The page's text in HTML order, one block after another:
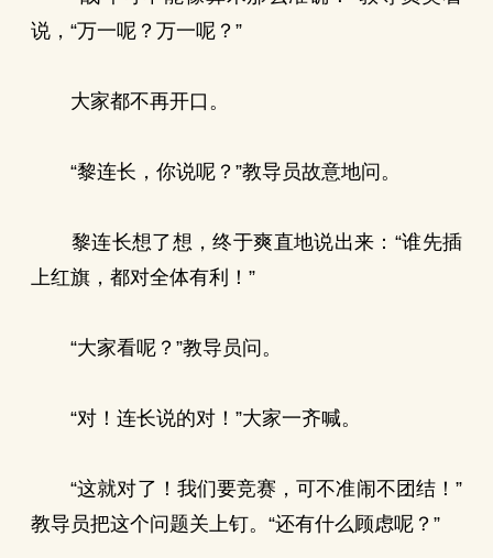
说，“万一呢？万一呢？”
大家都不再开口。
“黎连长，你说呢？”教导员故意地问。
黎连长想了想，终于爽直地说出来：“谁先插
上红旗，都对全体有利！”
“大家看呢？”教导员问。
“对！连长说的对！”大家一齐喊。
“这就对了！我们要竞赛，可不准闹不团结！”
教导员把这个问题关上钉。“还有什么顾虑呢？”